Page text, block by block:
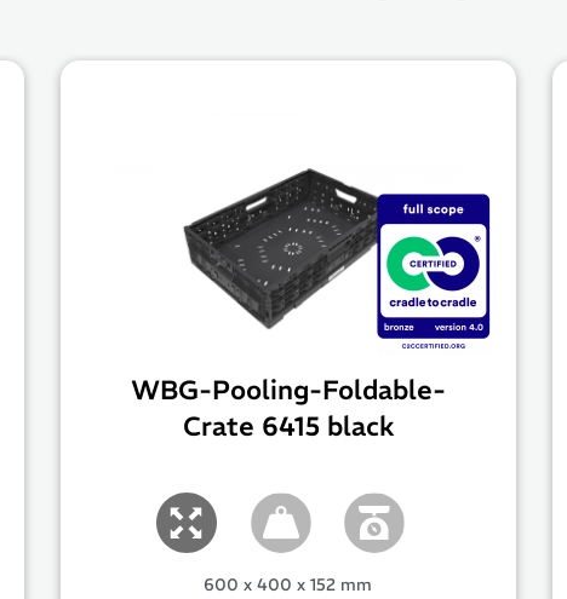
WBG-Pooling-Foldable-
Crate 6415 black
600 x 400 x 152 mm